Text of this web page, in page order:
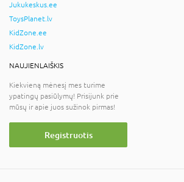
Jukukeskus.ee
ToysPlanet.lv
KidZone.ee
KidZone.lv
NAUJIENLAIŠKIS
Kiekvieną mėnesį mes turime
ypatingų pasiūlymų! Prisijunk prie
mūsų ir apie juos sužinok pirmas!
Registruotis